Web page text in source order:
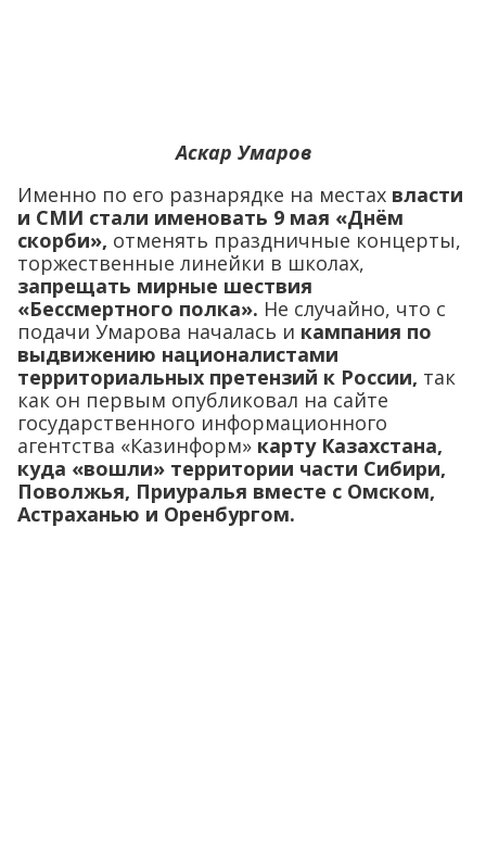
Аскар Умаров
Именно по его разнарядке на местах власти
и СМИ стали именовать 9 мая «Днём
скорби», отменять праздничные концерты,
торжественные линейки в школах,
запрещать мирные шествия
«Бессмертного полка». Не случайно, что с
подачи Умарова началась и кампания по
выдвижению националистами
территориальных претензий к России, так
как он первым опубликовал на сайте
государственного информационного
агентства «Казинформ» карту Казахстана,
куда «вошли» территории части Сибири,
Поволжья, Приуралья вместе с Омском,
Астраханью и Оренбургом.